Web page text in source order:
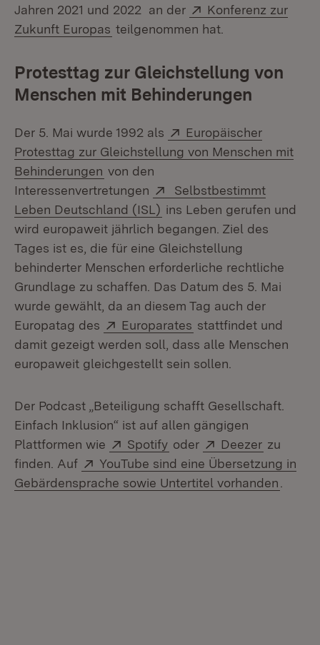
Jahren 2021 und 2022 an der Extern:
Konferenz zur
Zukunft Europas (Öffnet in neuem Fenster)
teilgenommen hat.
Protesttag zur Gleichstellung von
Menschen mit Behinderungen
Der 5. Mai wurde 1992 als Extern:
Europäischer
Protesttag zur Gleichstellung von Menschen mit
Behinderungen (Öffnet in neuem Fenster)
von den
Interessenvertretungen
Extern:
Selbstbestimmt
Leben Deutschland (ISL) (Öffnet in neuem Fenster)
ins Leben gerufen und
wird europaweit jährlich begangen. Ziel des
Tages ist es, die für eine Gleichstellung
behinderter Menschen erforderliche rechtliche
Grundlage zu schaffen. Das Datum des 5. Mai
wurde gewählt, da an diesem Tag auch der
Europatag des
Extern:
Europarates (Öffnet in neuem
stattfindet und
damit gezeigt werden soll, dass alle Menschen
europaweit gleichgestellt sein sollen.
Der Podcast „Beteiligung schafft Gesellschaft.
Einfach Inklusion“ ist auf allen gängigen
Plattformen wie
Extern:
Spotify (Öffnet in neuem Fenster)
oder Extern:
Deezer (Öffnet
zu
finden. Auf
Extern:
YouTube sind eine Übersetzung in
Gebärdensprache sowie Untertitel vorhanden